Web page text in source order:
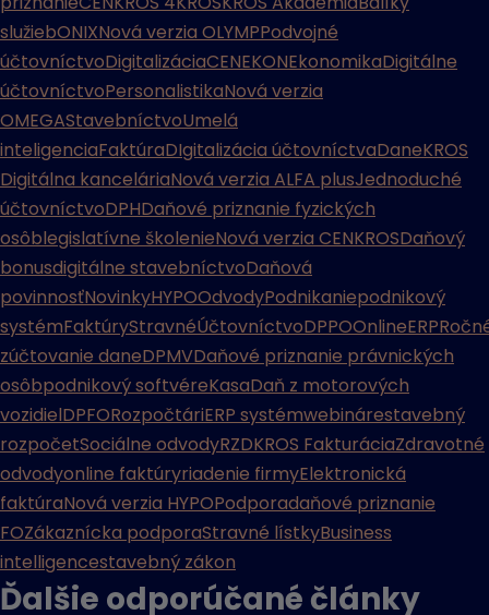
služiebONIXNová verzia OLYMPPodvojné
účtovníctvoDigitalizáciaCENEKONEkonomikaDigitálne
účtovníctvoPersonalistikaNová verzia
OMEGAStavebníctvoUmelá
inteligenciaFaktúraDIgitalizácia účtovníctvaDaneKROS
Digitálna kanceláriaNová verzia ALFA plusJednoduché
účtovníctvoDPHDaňové priznanie fyzických
osôblegislatívne školenieNová verzia CENKROSDaňový
bonusdigitálne stavebníctvoDaňová
povinnosťNovinkyHYPOOdvodyPodnikaniepodnikový
systémFaktúryStravnéÚčtovníctvoDPPOOnlineERP
zúčtovanie daneDPMVDaňové priznanie právnických
osôbpodnikový softvéreKasaDaň z motorových
vozidielDPFORozpočtáriERP systémwebinárestavebný
rozpočetSociálne odvodyRZDKROS FakturáciaZdravotné
odvodyonline faktúryriadenie firmyElektronická
faktúraNová verzia HYPOPodporadaňové priznanie
FOZákaznícka podporaStravné lístkyBusiness
intelligencestavebný zákon
Ďalšie odporúčané články